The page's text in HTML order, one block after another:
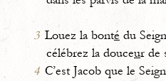
3 Louez la bonté du
célébrez la douceur de
4 C’est Jacob que le